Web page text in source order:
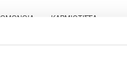
ΟΜΟΝΟΙΑ
ΚΑΡΜΙΩΤΙΣΣΑ